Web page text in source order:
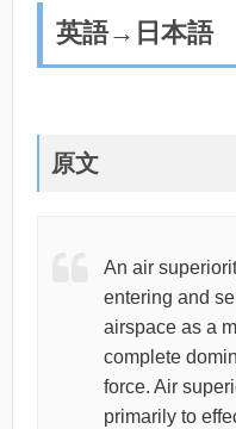
英語→日本語
原文
An air
entering and
airspace as a
complete
force. Air
primarily to